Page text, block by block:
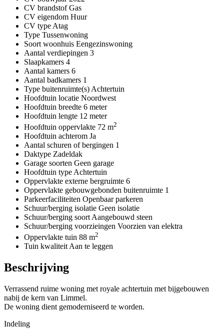
CV brandstof Gas
CV eigendom Huur
CV type Atag
Type Tussenwoning
Soort woonhuis Eengezinswoning
Aantal verdiepingen 3
Slaapkamers 4
Aantal kamers 6
Aantal badkamers 1
Type buitenruimte(s) Achtertuin
Hoofdtuin locatie Noordwest
Hoofdtuin breedte 6 meter
Hoofdtuin lengte 12 meter
Hoofdtuin oppervlakte 72 m2
Hoofdtuin achterom Ja
Aantal schuren of bergingen 1
Daktype Zadeldak
Garage soorten Geen garage
Hoofdtuin type Achtertuin
Oppervlakte externe bergruimte 6
Oppervlakte gebouwgebonden buitenruimte 1
Parkeerfaciliteiten Openbaar parkeren
Schuur/berging isolatie Geen isolatie
Schuur/berging soort Aangebouwd steen
Schuur/berging voorzieingen Voorzien van elektra
Oppervlakte tuin 88 m2
Tuin kwaliteitAan te leggen
Beschrijving
Verrassend ruime woning met royale achtertuin met bijgebouwen
nabij de kern van Limmel.
De woning dient gemoderniseerd te worden.
Indeling